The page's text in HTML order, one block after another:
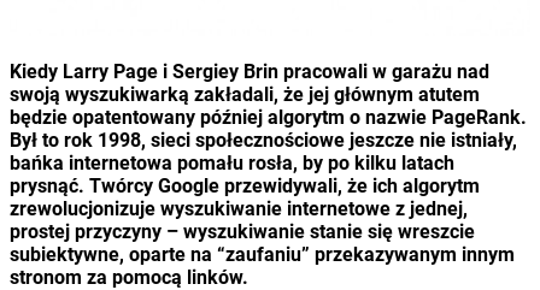
Kiedy Larry Page i Sergiey Brin pracowali w garażu nad
swoją wyszukiwarką zakładali, że jej głównym atutem
będzie opatentowany później algorytm o nazwie PageRank.
Był to rok 1998, sieci społecznościowe jeszcze nie istniały,
bańka internetowa pomału rosła, by po kilku latach
prysnąć. Twórcy Google przewidywali, że ich algorytm
zrewolucjonizuje wyszukiwanie internetowe z jednej,
prostej przyczyny – wyszukiwanie stanie się wreszcie
subiektywne, oparte na “zaufaniu” przekazywanym innym
stronom za pomocą linków.